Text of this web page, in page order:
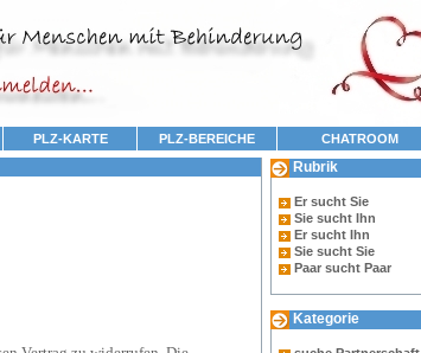
PLZ-KARTE PLZ-BEREICHE CHATROOM
Rubrik
Er sucht Sie
Sie sucht Ihn
Er sucht Ihn
Sie sucht Sie
Paar sucht Paar
Kategorie